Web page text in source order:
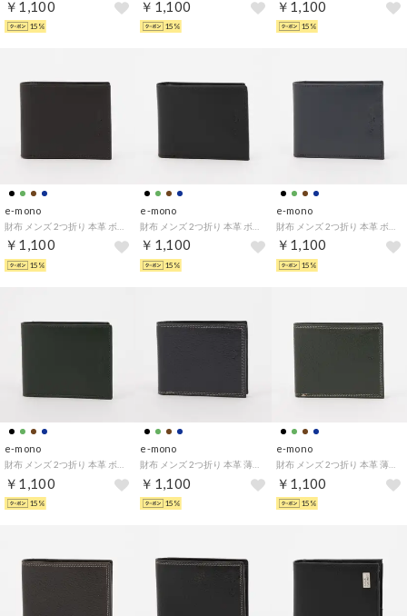
￥1,100
15%
￥1,100
15%
￥1,100
15%
e-mono
￥1,100
15%
e-mono
￥1,100
15%
e-mono
￥1,100
15%
e-mono
￥1,100
15%
e-mono
￥1,100
15%
e-mono
財布 メンズ 2つ折り 本革 薄型 ダブルステッチ シュリンクレザー ベーシック （グリーン）
￥1,100
15%